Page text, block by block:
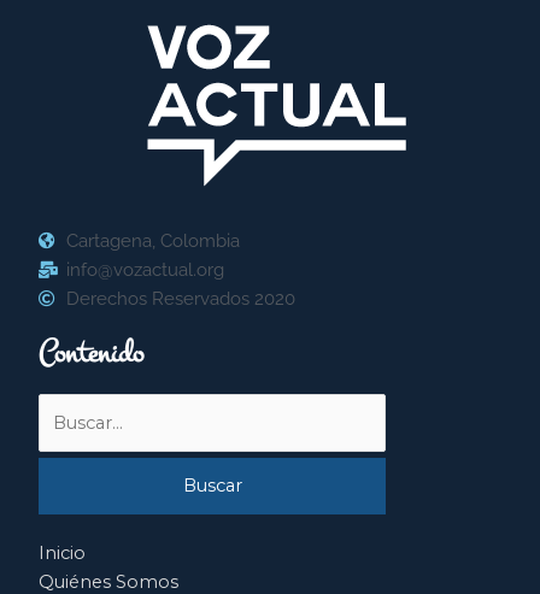
Cartagena, Colombia
info@vozactual.org
Derechos Reservados 2020
Contenido
por:
Inicio
Quiénes Somos